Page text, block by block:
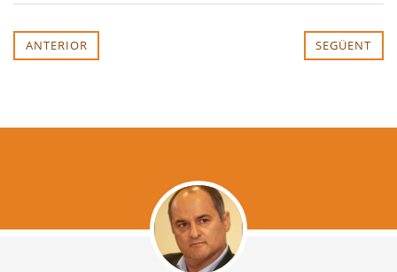
ANTERIOR SEGÜENT